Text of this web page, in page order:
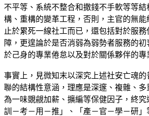
不平等、系統不整合和撒錢不手軟等等
構、重構的變革工程，否則，主官的無
止於累死一線社工而已，還包括對於服
障，更遑論於是否消弱為弱勢者服務的
於己身的專業倦怠以及對於關係夥伴的專
事實上，見微知末以深究上述社安亡魂的
聯的結構性意涵，理應是深邃、複雜、多
為一味覬覦加薪、擴編等保健因子，終究
訓－考－用－推」、「產－官－學－研